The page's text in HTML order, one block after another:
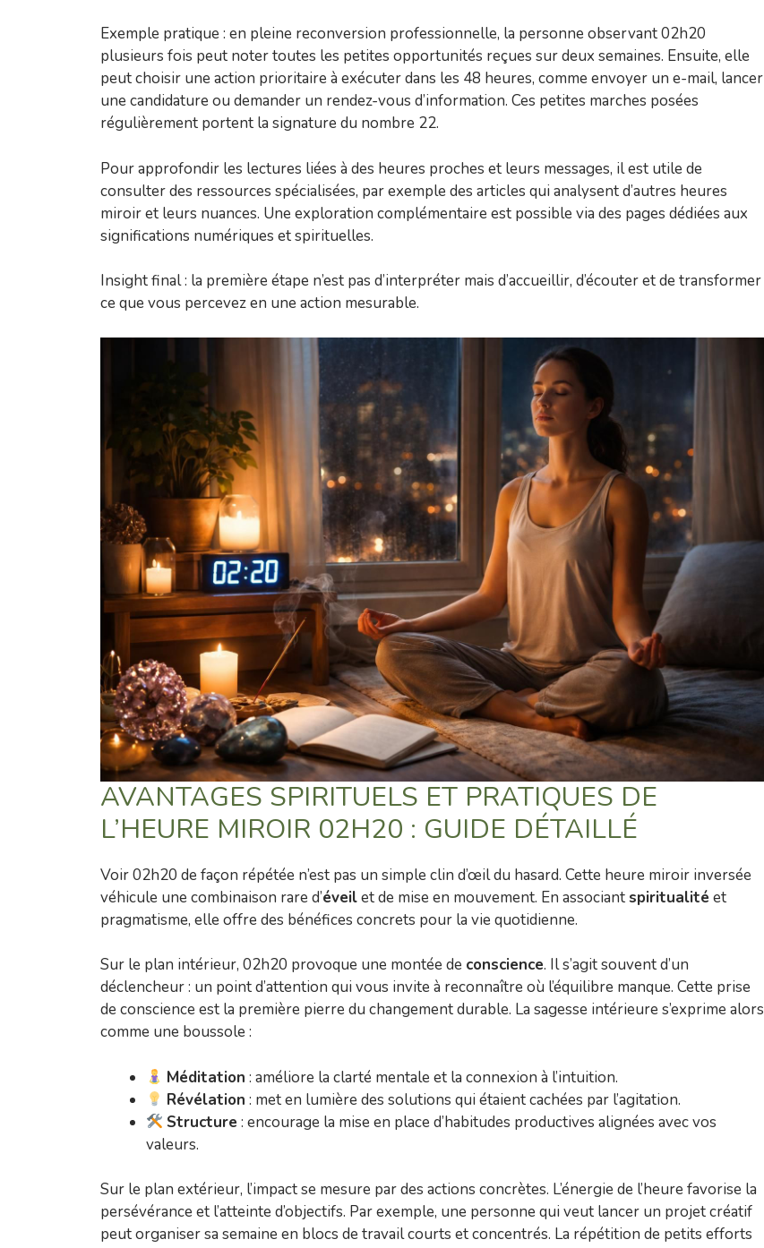
Exemple pratique : en pleine reconversion professionnelle, la personne observant 02h20
plusieurs fois peut noter toutes les petites opportunités reçues sur deux semaines. Ensuite, elle
peut choisir une action prioritaire à exécuter dans les 48 heures, comme envoyer un e-mail, lancer
une candidature ou demander un rendez-vous d’information. Ces petites marches posées
régulièrement portent la signature du nombre 22.
Pour approfondir les lectures liées à des heures proches et leurs messages, il est utile de
consulter des ressources spécialisées, par exemple des articles qui analysent d’autres heures
miroir et leurs nuances. Une exploration complémentaire est possible via des pages dédiées aux
significations numériques et spirituelles.
Insight final : la première étape n’est pas d’interpréter mais d’accueillir, d’écouter et de transformer
ce que vous percevez en une action mesurable.
AVANTAGES SPIRITUELS ET PRATIQUES DE
L’HEURE MIROIR 02H20 : GUIDE DÉTAILLÉ
Voir 02h20 de façon répétée n’est pas un simple clin d’œil du hasard. Cette heure miroir inversée
véhicule une combinaison rare d’éveilet de mise en mouvement. En associantspiritualité et
pragmatisme, elle offre des bénéfices concrets pour la vie quotidienne.
Sur le plan intérieur, 02h20 provoque une montée de conscience. Il s’agit souvent d’un
déclencheur : un point d’attention qui vous invite à reconnaître où l’équilibre manque. Cette prise
de conscience est la première pierre du changement durable. La sagesse intérieure s’exprime alors
comme une boussole :
Méditation : améliore la clarté mentale et la connexion à l’intuition.
Révélation : met en lumière des solutions qui étaient cachées par l’agitation.
Structure : encourage la mise en place d’habitudes productives alignées avec vos
valeurs.
Sur le plan extérieur, l’impact se mesure par des actions concrètes. L’énergie de l’heure favorise la
persévérance et l’atteinte d’objectifs. Par exemple, une personne qui veut lancer un projet créatif
peut organiser sa semaine en blocs de travail courts et concentrés. La répétition de petits efforts